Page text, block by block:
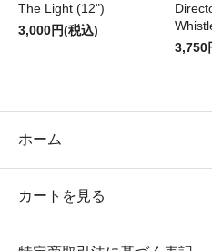
The Light (12")
3,000円(税込)
3,750
ホーム
カートを見る